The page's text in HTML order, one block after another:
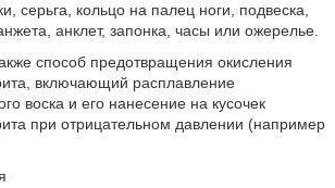
серьга, кольцо на палец ноги, подвеска,
анклет, запонка, часы или ожерелье.
способ предотвращения окисления
включающий расплавление
воска и его нанесение на кусочек
при отрицательном давлении (например